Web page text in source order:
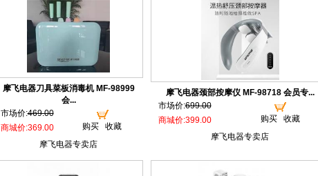
摩飞电器刀具菜板消毒机 MF-98999
会...
市场价:469.00
购买
收藏
商城价:369.00
摩飞电器专卖店
摩飞电器颈部按摩仪 MF-98718 会员专...
市场价:699.00
购买
收藏
商城价:399.00
摩飞电器专卖店